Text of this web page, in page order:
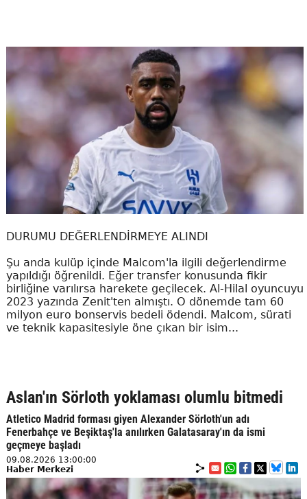
DURUMU DEĞERLENDİRMEYE ALINDI
Şu anda kulüp içinde Malcom'la ilgili değerlendirme
yapıldığı öğrenildi. Eğer transfer konusunda fikir
birliğine varılırsa harekete geçilecek. Al-Hilal oyuncuyu
2023 yazında Zenit'ten almıştı. O dönemde tam 60
milyon euro bonservis bedeli ödendi. Malcom, sürati
ve teknik kapasitesiyle öne çıkan bir isim...
Aslan'ın Sörloth yoklaması olumlu bitmedi
Atletico Madrid forması giyen Alexander Sörloth'un adı
Fenerbahçe ve Beşiktaş'la anılırken Galatasaray'ın da ismi
geçmeye başladı
09.08.2026 13:00:00
Haber Merkezi